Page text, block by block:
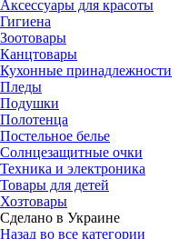
Аксессуары для красоты
Гигиена
Зоотовары
Канцтовары
Кухонные принадлежности
Пледы
Подушки
Полотенца
Постельное белье
Солнцезащитные очки
Техника и электроника
Товары для детей
Хозтовары
Сделано в Украине
Назад во все категории